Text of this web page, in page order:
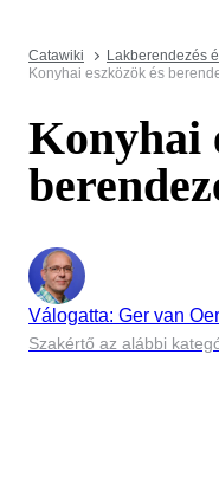
Catawiki Lakberendezés
Konyhai eszközök és
Konyhai
Válogatta: Ger van
Szakértő az alábbi